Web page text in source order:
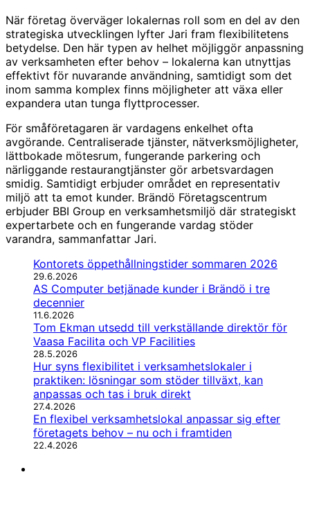
När företag överväger lokalernas roll som en del av den
strategiska utvecklingen lyfter Jari fram flexibilitetens
betydelse. Den här typen av helhet möjliggör anpassning
av verksamheten efter behov – lokalerna kan utnyttjas
effektivt för nuvarande användning, samtidigt som det
inom samma komplex finns möjligheter att växa eller
expandera utan tunga flyttprocesser.
För småföretagaren är vardagens enkelhet ofta
avgörande. Centraliserade tjänster, nätverksmöjligheter,
lättbokade mötesrum, fungerande parkering och
närliggande restaurangtjänster gör arbetsvardagen
smidig. Samtidigt erbjuder området en representativ
miljö att ta emot kunder. Brändö Företagscentrum
erbjuder BBI Group en verksamhetsmiljö där strategiskt
expertarbete och en fungerande vardag stöder
varandra, sammanfattar Jari.
Kontorets öppethållningstider sommaren 2026
29.6.2026
AS Computer betjänade kunder i Brändö i tre
decennier
11.6.2026
Tom Ekman utsedd till verkställande direktör för
Vaasa Facilita och VP Facilities
28.5.2026
Hur syns flexibilitet i verksamhetslokaler i
praktiken: lösningar som stöder tillväxt, kan
anpassas och tas i bruk direkt
27.4.2026
En flexibel verksamhetslokal anpassar sig efter
företagets behov – nu och i framtiden
22.4.2026